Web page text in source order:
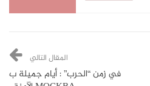
المقال التالي
في زمن “الحرب” : أيام جميلة ب